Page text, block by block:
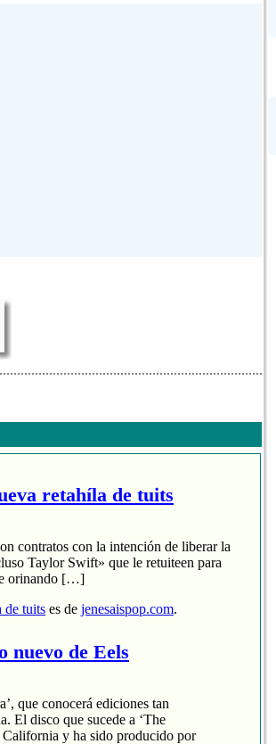
retahíla de tuits
contratos con la intención de liberar la
Taylor Swift» que le retuiteen para
orinando […]
de tuits es de jenesaispop.com.
nuevo de Eels
que conocerá ediciones tan
El disco que sucede a ‘The
California y ha sido producido por